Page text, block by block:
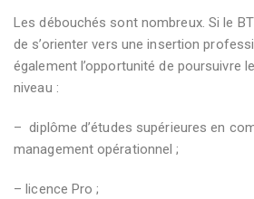
Les débouchés sont nombreux. Si le
de s’orienter vers une insertion
également l’opportunité de poursuivre
niveau :
– diplôme d’études supérieures en
management opérationnel ;
– licence Pro ;